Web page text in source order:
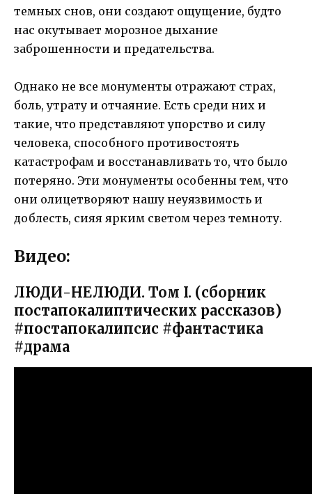
темных снов, они создают ощущение, будто
нас окутывает морозное дыхание
заброшенности и предательства.
Однако не все монументы отражают страх,
боль, утрату и отчаяние. Есть среди них и
такие, что представляют упорство и силу
человека, способного противостоять
катастрофам и восстанавливать то, что было
потеряно. Эти монументы особенны тем, что
они олицетворяют нашу неуязвимость и
доблесть, сияя ярким светом через темноту.
Видео:
ЛЮДИ-НЕЛЮДИ. Том I. (сборник
постапокалиптических рассказов)
#постапокалипсис #фантастика
#драма